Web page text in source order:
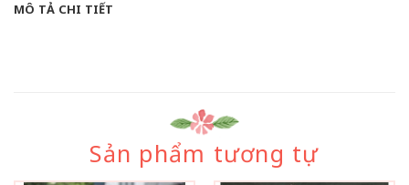
MÔ TẢ CHI TIẾT
Sản phẩm tương tự